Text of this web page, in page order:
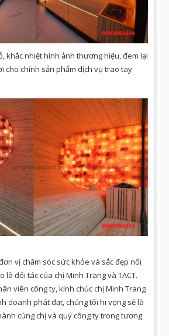
khắc nhiệt hình ảnh thương hiệu, đem lại
cho chính sản phẩm dịch vụ trao tay
vị chăm sóc sức khỏe và sắc đẹp nổi
là đối tác của chị Minh Trang và TACT.
viên công ty, kính chúc chị Minh Trang
doanh phát đạt, chúng tôi hi vọng sẽ là
cùng chị và quý công ty trong tương